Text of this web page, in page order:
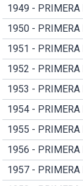
1949 - PRIMERA
1950 - PRIMERA
1951 - PRIMERA
1952 - PRIMERA
1953 - PRIMERA
1954 - PRIMERA
1955 - PRIMERA
1956 - PRIMERA
1957 - PRIMERA